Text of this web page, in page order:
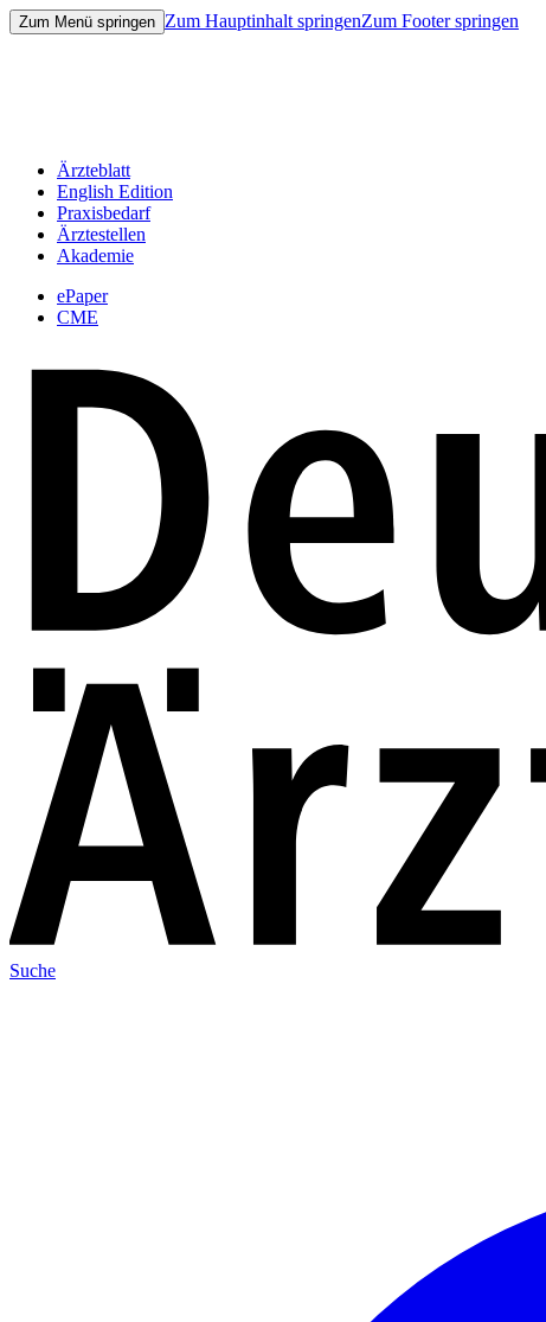
Zum Menü springen Zum Hauptinhalt springenZum Footer springen
Ärzteblatt
English Edition
Praxisbedarf
Ärztestellen
Akademie
ePaper
CME
Suche